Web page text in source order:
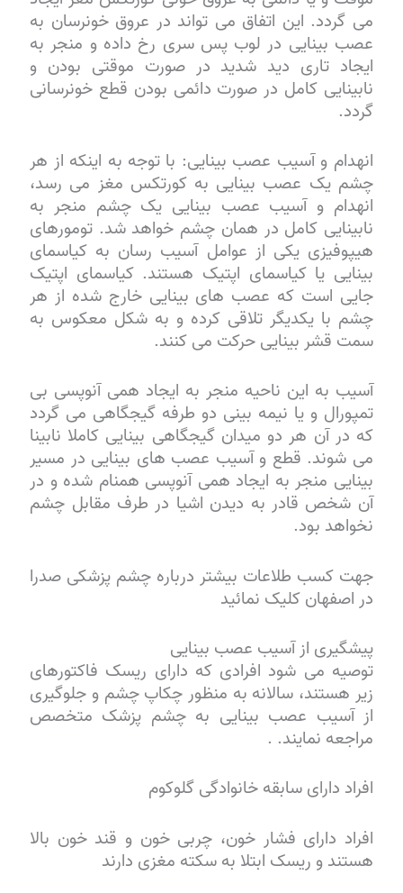
می گردد. این اتفاق می تواند در عروق خونرسان به
عصب بینایی در لوب پس سری رخ داده و منجر به
ایجاد تاری دید شدید در صورت موقتی بودن و
نابینایی کامل در صورت دائمی بودن قطع خونرسانی
گردد.
انهدام و آسیب عصب بینایی: با توجه به اینکه از هر
چشم یک عصب بینایی به کورتکس مغز می رسد،
انهدام و آسیب عصب بینایی یک چشم منجر به
نابینایی کامل در همان چشم خواهد شد. تومورهای
هیپوفیزی یکی از عوامل آسیب رسان به کیاسمای
بینایی یا کیاسمای اپتیک هستند. کیاسمای اپتیک
جایی است که عصب های بینایی خارج شده از هر
چشم با یکدیگر تلاقی کرده و به شکل معکوس به
سمت قشر بینایی حرکت می کنند.
آسیب به این ناحیه منجر به ایجاد همی آنوپسی بی
تمپورال و یا نیمه بینی دو طرفه گیجگاهی می گردد
که در آن هر دو میدان گیجگاهی بینایی کاملا نابینا
می شوند. قطع و آسیب عصب های بینایی در مسیر
بینایی منجر به ایجاد همی آنوپسی همنام شده و در
آن شخص قادر به دیدن اشیا در طرف مقابل چشم
نخواهد بود.
جهت کسب طلاعات بیشتر درباره چشم پزشکی صدرا
در اصفهان کلیک نمائید
پیشگیری از آسیب عصب بینایی
توصیه می شود افرادی که دارای ریسک فاکتورهای
زیر هستند، سالانه به منظور چکاپ چشم و جلوگیری
از آسیب عصب بینایی به چشم پزشک متخصص
مراجعه نمایند. .
افراد دارای سابقه خانوادگی گلوکوم
افراد دارای فشار خون، چربی خون و قند خون بالا
هستند و ریسک ابتلا به سکته مغزی دارند